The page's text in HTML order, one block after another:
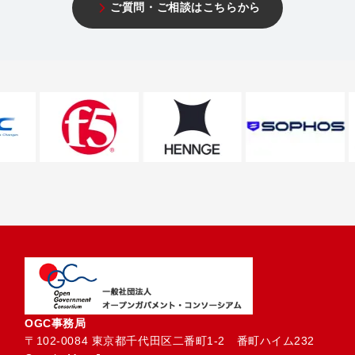
ご質問・ご相談はこちらから
OGC事務局
〒102-0084 東京都千代田区二番町1-2　番町ハイム232